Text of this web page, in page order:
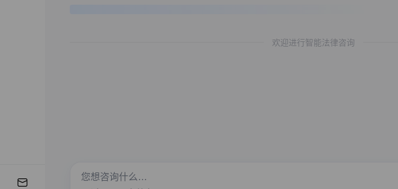
欢迎进行智能法律咨询